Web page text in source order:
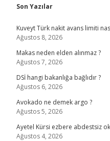
Sidebar
Son Yazılar
Kuveyt Türk nakit avans limiti
Ağustos 8, 2026
Makas neden elden alınmaz ?
Ağustos 7, 2026
DSİ hangi bakanlığa bağlıdır ?
Ağustos 6, 2026
Avokado ne demek argo ?
Ağustos 5, 2026
Ayetel Kürsi ezbere abdestsiz
Ağustos 4, 2026